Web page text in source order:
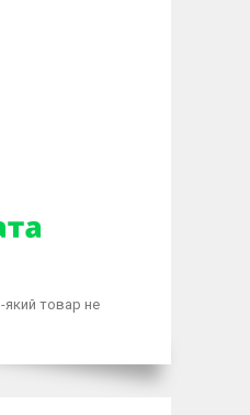
який товар не